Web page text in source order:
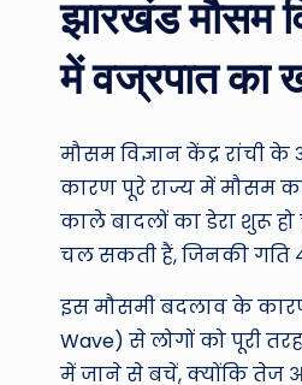
झारखंड मौसम
में वज्रपात का
मौसम विज्ञान केंद्र रांची
कारण पूरे राज्य में मौसम
काले बादलों का डेरा शुरू
चल सकती हैं, जिनकी गति
इस मौसमी बदलाव के
Wave) से लोगों को पूरी
में जाने से बचें, क्योंकि तेज